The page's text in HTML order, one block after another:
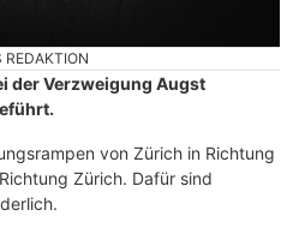
REDAKTION
der Verzweigung Augst
von Zürich in Richtung
Zürich. Dafür sind